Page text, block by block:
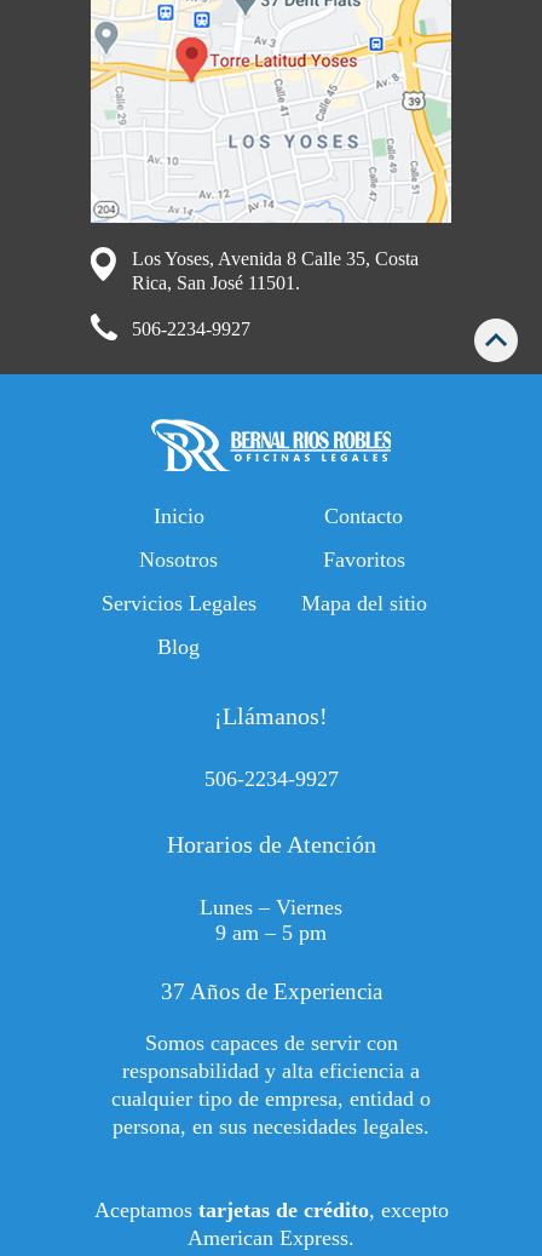
Los Yoses, Avenida 8 Calle 35, Costa
Rica, San José 11501.
506-2234-9927
Inicio
Nosotros
Servicios Legales
Blog
Contacto
Favoritos
Mapa del sitio
¡Llámanos!
506-2234-9927
Horarios de Atención
Lunes – Viernes
9 am – 5 pm
37 Años de Experiencia
Somos capaces de servir con
responsabilidad y alta eficiencia a
cualquier tipo de empresa, entidad o
persona, en sus necesidades legales.
Aceptamos tarjetas de crédito, excepto
American Express.